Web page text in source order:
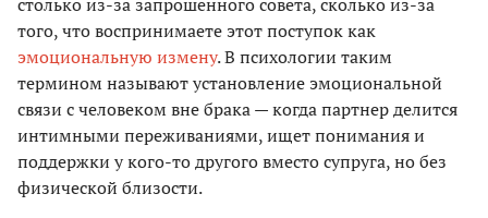
того, что воспринимаете этот поступок как
эмоциональную измену. В психологии таким
термином называют установление эмоциональной
связи с человеком вне брака — когда партнер делится
интимными переживаниями, ищет понимания и
поддержки у кого-то другого вместо супруга, но без
физической близости.